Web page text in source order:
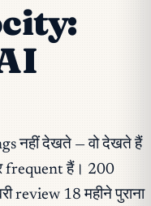
नहीं देखते — वो देखते हैं
frequent हैं। 200
review 18 महीने पुराना